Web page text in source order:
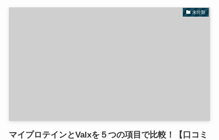
未分類
マイプロテインとValxを５つの項目で比較！【口コミ